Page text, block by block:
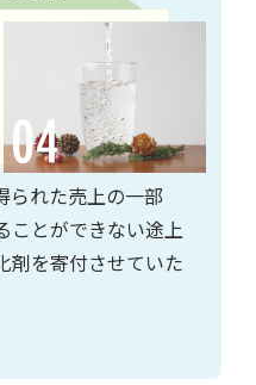
られた売上の一部
ことができない途上
剤を寄付させていた